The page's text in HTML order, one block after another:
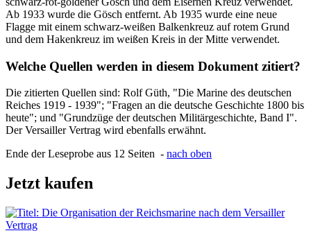
Ab 1933 wurde die Gösch entfernt. Ab 1935 wurde eine neue
Flagge mit einem schwarz-weißen Balkenkreuz auf rotem Grund
und dem Hakenkreuz im weißen Kreis in der Mitte verwendet.
Welche Quellen werden in diesem Dokument zitiert?
Die zitierten Quellen sind: Rolf Güth, "Die Marine des deutschen
Reiches 1919 - 1939"; "Fragen an die deutsche Geschichte 1800 bis
heute"; und "Grundzüge der deutschen Militärgeschichte, Band I".
Der Versailler Vertrag wird ebenfalls erwähnt.
Ende der Leseprobe aus 12 Seiten - nach oben
Jetzt kaufen